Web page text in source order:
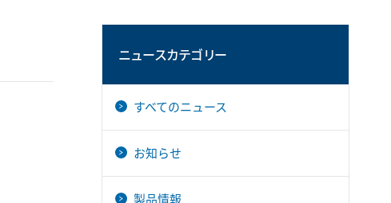
ニュースカテゴリー
すべてのニュース
お知らせ
製品情報